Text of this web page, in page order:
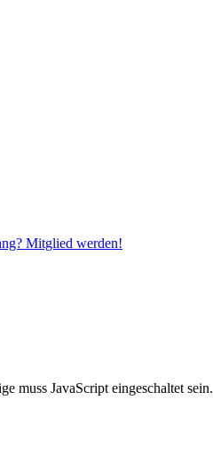
Mitglied werden!
muss JavaScript eingeschaltet sein.